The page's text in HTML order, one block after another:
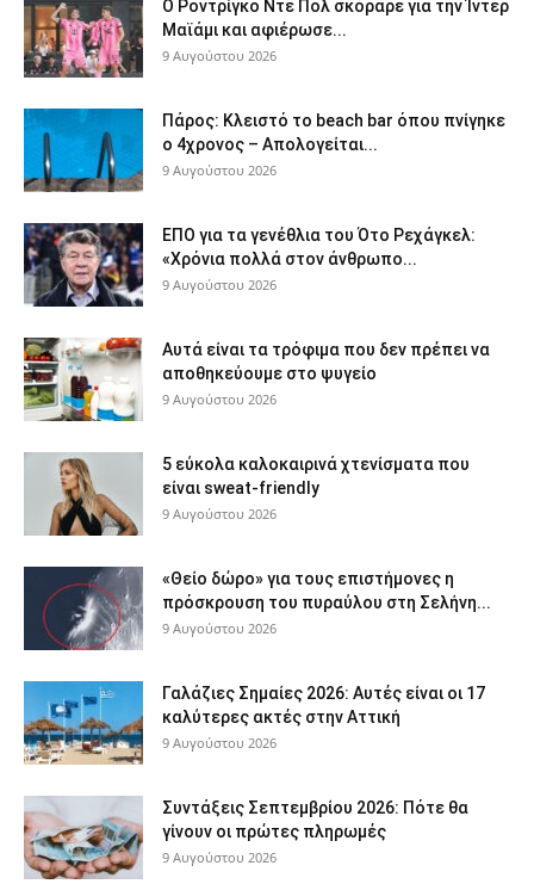
Ο Ροντρίγκο Ντε Πολ σκόραρε για την Ίντερ
Μαϊάμι και αφιέρωσε...
9 Αυγούστου 2026
Πάρος: Κλειστό το beach bar όπου πνίγηκε
ο 4χρονος – Απολογείται...
9 Αυγούστου 2026
ΕΠΟ για τα γενέθλια του Ότο Ρεχάγκελ:
«Χρόνια πολλά στον άνθρωπο...
9 Αυγούστου 2026
Αυτά είναι τα τρόφιμα που δεν πρέπει να
αποθηκεύουμε στο ψυγείο
9 Αυγούστου 2026
5 εύκολα καλοκαιρινά χτενίσματα που
είναι sweat-friendly
9 Αυγούστου 2026
«Θείο δώρο» για τους επιστήμονες η
πρόσκρουση του πυραύλου στη Σελήνη...
9 Αυγούστου 2026
Γαλάζιες Σημαίες 2026: Αυτές είναι οι 17
καλύτερες ακτές στην Αττική
9 Αυγούστου 2026
Συντάξεις Σεπτεμβρίου 2026: Πότε θα
γίνουν οι πρώτες πληρωμές
9 Αυγούστου 2026